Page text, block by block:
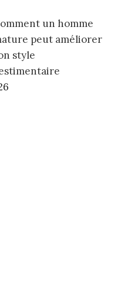
un homme
peut améliorer
style